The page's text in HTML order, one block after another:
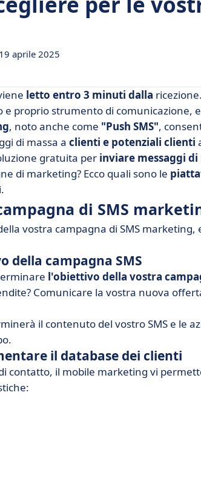
aprile 2025
di SMS marketing di successo
gratuiti per l'SMS marketing?
per l'invio di SMS
letto entro 3 minuti dalla
e proprio strumento di comunicazione,
, noto anche come "Push SMS",
di massa a clienti e potenziali clienti
gratuita per inviare messaggi
di marketing? Ecco quali sono le
di SMS
vostra campagna di SMS marketing,
della campagna SMS
l'obiettivo della vostra
Comunicare la vostra nuova
il contenuto del vostro SMS e le
il database dei clienti
contatto, il mobile marketing vi